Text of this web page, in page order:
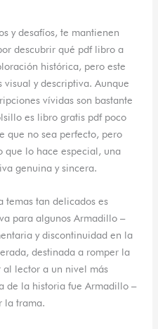
y desafíos, te mantienen
descubrir qué pdf libro a
histórica, pero este
y descriptiva. Aunque
vívidas son bastante
es libro gratis pdf poco
que no sea perfecto, pero
que lo hace especial, una
genuina y sincera.
temas tan delicados es
para algunos Armadillo –
y discontinuidad en la
destinada a romper la
lector a un nivel más
de la historia fue Armadillo –
la trama.